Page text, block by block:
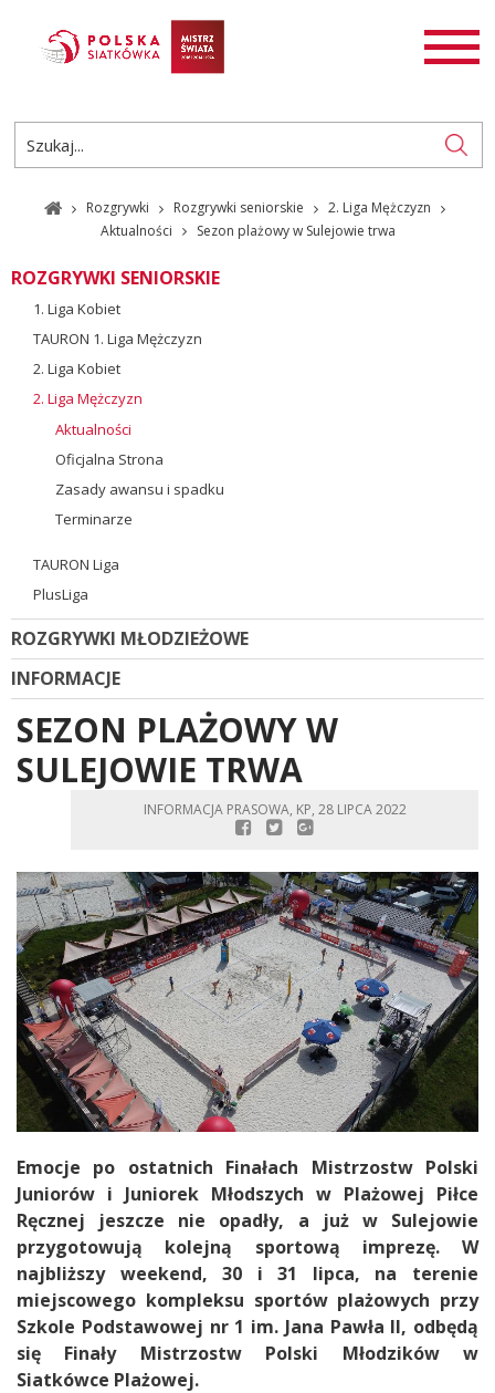
AKTUALNOŚCI
ROZGRYWKI
PL
EN
Rozgrywki Rozgrywki seniorskie
2. Liga Mężczyzn
Aktualności
Sezon plażowy w Sulejowie trwa
ROZGRYWKI SENIORSKIE
1. Liga Kobiet
TAURON 1. Liga Mężczyzn
2. Liga Kobiet
2. Liga Mężczyzn
Aktualności
Oficjalna Strona
Zasady awansu i spadku
Terminarze
TAURON Liga
PlusLiga
ROZGRYWKI MŁODZIEŻOWE
INFORMACJE
SEZON PLAŻOWY W
SULEJOWIE TRWA
INFORMACJA PRASOWA, KP, 28 LIPCA 2022
Emocje po ostatnich Finałach Mistrzostw Polski
Juniorów i Juniorek Młodszych w Plażowej Piłce
Ręcznej jeszcze nie opadły, a już w Sulejowie
przygotowują kolejną sportową imprezę. W
najbliższy weekend, 30 i 31 lipca, na terenie
miejscowego kompleksu sportów plażowych przy
Szkole Podstawowej nr 1 im. Jana Pawła II, odbędą
się Finały Mistrzostw Polski Młodzików w
Siatkówce Plażowej.